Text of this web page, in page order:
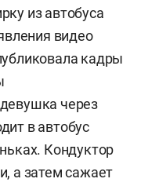
из автобуса
видео
кадры
через
в автобус
Кондуктор
а затем сажает